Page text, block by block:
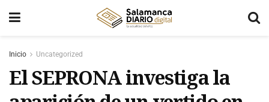
Inicio Uncategorized
El SEPRONA investiga la